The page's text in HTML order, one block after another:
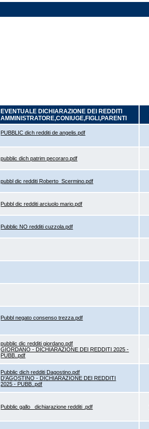
EVENTUALE DICHIARAZIONE DEI REDDITI
AMMINISTRATORE,CONIUGE,FIGLI,PARENTI
PUBBLIC dich redditi de angelis.pdf
pubblic dich patrim pecoraro.pdf
pubbl dic redditi Roberto_Scermino.pdf
Pubbl dic redditi arciuolo mario.pdf
Pubblic NO redditi cuzzola.pdf
Pubbl negato consenso trezza.pdf
pubblic dic redditi giordano.pdf
GIORDANO - DICHIARAZIONE DEI REDDITI 2025 -
PUBB..pdf
Pubblic dich redditi Dagostino.pdf
D'AGOSTINO - DICHIARAZIONE DEI REDDITI
2025 - PUBB..pdf
Pubblic gallo_ dichiarazione redditi .pdf